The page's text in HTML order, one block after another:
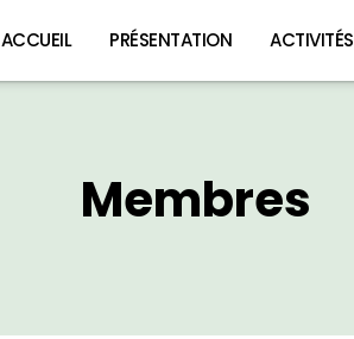
ACCUEIL PRÉSENTATION ACTIVITÉS
Membres